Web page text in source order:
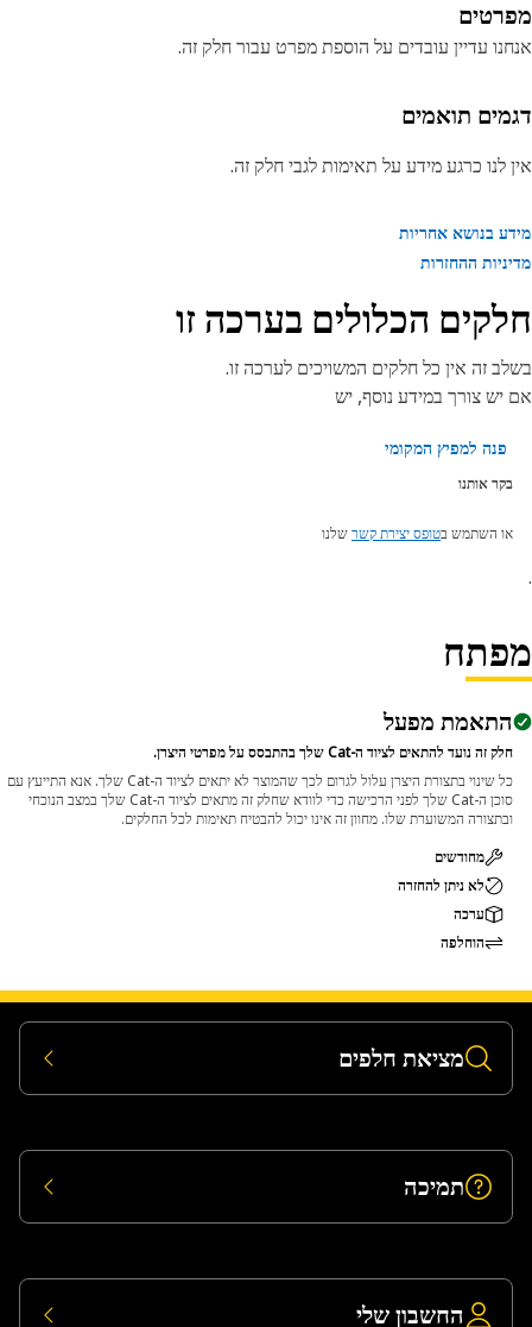
עדיין עובדים על הוספת מפרט עבור חלק זה.
תואמים
לנו כרגע מידע על תאימות לגבי חלק זה.
בנושא אחריות
ההחזרות
הכלולים בערכה זו
זה אין כל חלקים המשויכים לערכה זו.
צורך במידע נוסף, יש
פנה למפיץ המקומי
בקר אותנו
או השתמש בטופס יצירת קשרשלנו
התאמת מפעל
חלק זה נועד להתאים לציוד ה-Cat שלך בהתבסס על מפרטי היצרן.
כל שינוי בתצורת היצרן עלול לגרום לכך שהמוצר לא יתאים לציוד ה-Cat שלך. אנא התייעץ עם
סוכן ה-Cat שלך לפני הרכישה כדי לוודא שחלק זה מתאים לציוד ה-Cat שלך במצב הנוכחי
ובתצורה המשוערת שלו. מחוון זה אינו יכול להבטיח תאימות לכל החלקים.
מחודשים
לא ניתן להחזרה
ערכה
הוחלפה
מציאת חלפים
תמיכה
החשבון שלי